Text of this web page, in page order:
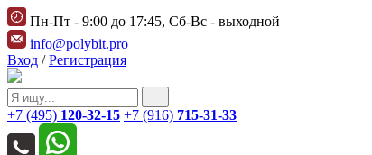
Пн-Пт - 9:00 до 17:45, Сб-Вс - выходной
info@polybit.pro
Вход /Регистрация
+7 (495) 120-32-15 +7 (916) 715-31-33